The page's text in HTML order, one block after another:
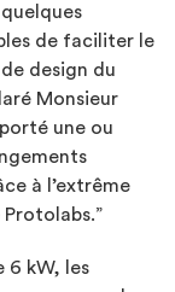
de faciliter le
design du
Monsieur
une ou
à l’extrême
6 kW, les